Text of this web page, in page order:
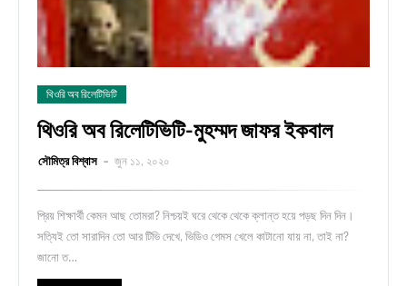
থিওরি অব রিলেটিভিটি
থিওরি অব রিলেটিভিটি-মুহম্মদ জাফর ইকবাল
সৌমিত্র বিশ্বাস জুন ১১, ২০২০
প্রিয় শিক্ষার্থী কেমন আছ তোমরা? নিশ্চয়ই ঘরে থেকে থেকে ক্লান্ত হয়ে পড়ছ দিন দিন।
সত্যিই তো সারাদিন তো আর টিভি দেখে, ভিডিও গেমস খেলে কাটানো যায় না, তাই না?
জানো ত…